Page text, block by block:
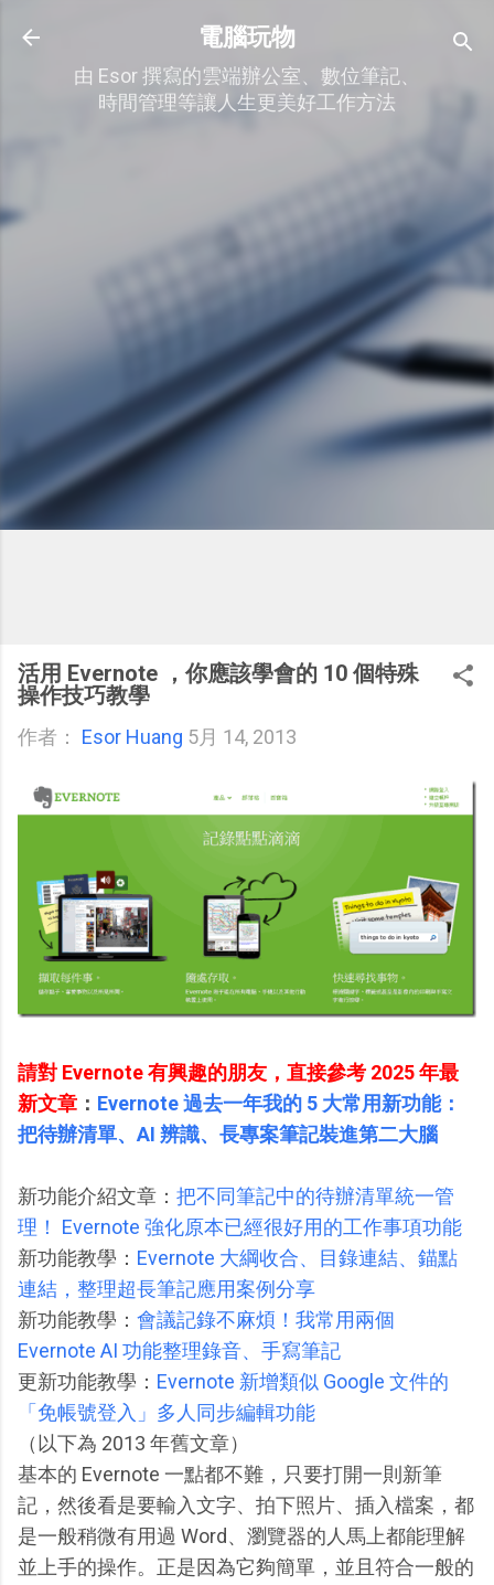
跳到主要內容
電腦玩物
由 Esor 撰寫的雲端辦公室、數位筆記、
時間管理等讓人生更美好工作方法
活用 Evernote ，你應該學會的 10 個特殊
操作技巧教學
作者： Esor Huang 5月 14, 2013
請對 Evernote 有興趣的朋友，直接參考 2025 年最
新文章 ： Evernote 過去一年我的 5 大常用新功能：
把待辦清單、AI 辨識、長專案筆記裝進第二大腦
新功能介紹文章： 把不同筆記中的待辦清單統一管
理！ Evernote 強化原本已經很好用的工作事項功能
新功能教學： Evernote 大綱收合、目錄連結、錨點
連結，整理超長筆記應用案例分享
新功能教學： 會議記錄不麻煩！我常用兩個
Evernote AI 功能整理錄音、手寫筆記
更新功能教學： Evernote 新增類似 Google 文件的
「免帳號登入」多人同步編輯功能
（以下為 2013 年舊文章）
基本的 Evernote 一點都不難，只要打開一則新筆
記，然後看是要輸入文字、拍下照片、插入檔案，都
是一般稍微有用過 Word、瀏覽器的人馬上都能理解
並上手的操作。正是因為它夠簡單，並且符合一般的